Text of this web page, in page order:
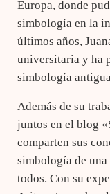
Europa, donde
simbología en la
últimos años,
universitaria y ha
simbología
Además de su
juntos en el blog
comparten sus
simbología de
todos. Con su